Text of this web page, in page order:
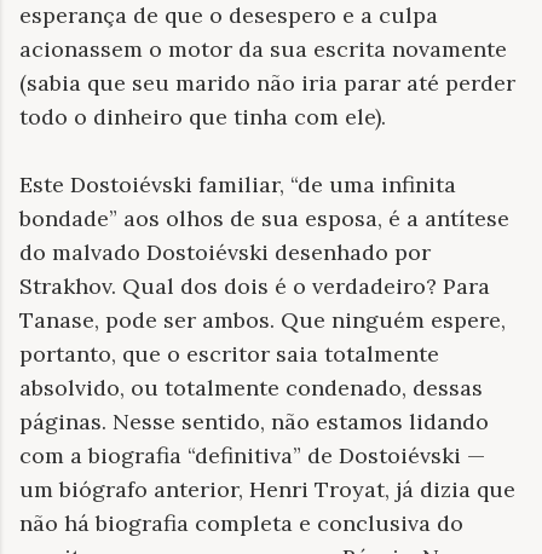
esperança de que o desespero e a culpa
acionassem o motor da sua escrita novamente
(sabia que seu marido não iria parar até perder
todo o dinheiro que tinha com ele).
Este Dostoiévski familiar, “de uma infinita
bondade” aos olhos de sua esposa, é a antítese
do malvado Dostoiévski desenhado por
Strakhov. Qual dos dois é o verdadeiro? Para
Tanase, pode ser ambos. Que ninguém espere,
portanto, que o escritor saia totalmente
absolvido, ou totalmente condenado, dessas
páginas. Nesse sentido, não estamos lidando
com a biografia “definitiva” de Dostoiévski —
um biógrafo anterior, Henri Troyat, já dizia que
não há biografia completa e conclusiva do